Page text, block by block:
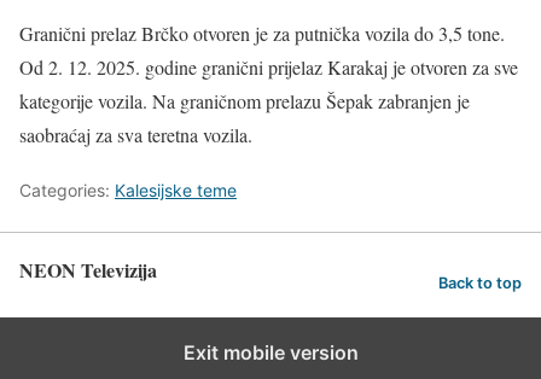
Granični prelaz Brčko otvoren je za putnička vozila do 3,5 tone.
Od 2. 12. 2025. godine granični prijelaz Karakaj je otvoren za sve
kategorije vozila. Na graničnom prelazu Šepak zabranjen je
saobraćaj za sva teretna vozila.
Categories: Kalesijske teme
NEON Televizija Back to top
Exit mobile version